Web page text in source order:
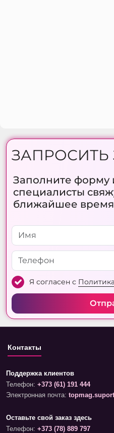
Заполните форму
специалисты
ближайшее
Я согласен с
Контакты
Поддержка клиентов
Телефон: +373 (61) 191 444
Электронная почта:
Оставьте свой заказ здесь
Телефон: +373 (78) 889 797